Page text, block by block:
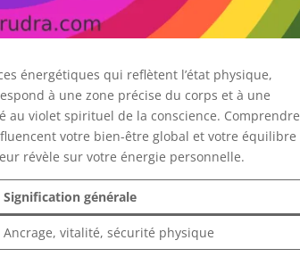
énergétiques qui reflètent l’état physique,
à une zone précise du corps et à une
violet spirituel de la conscience. Comprendre
votre bien-être global et votre équilibre
révèle sur votre énergie personnelle.
Signification générale
Ancrage, vitalité, sécurité physique